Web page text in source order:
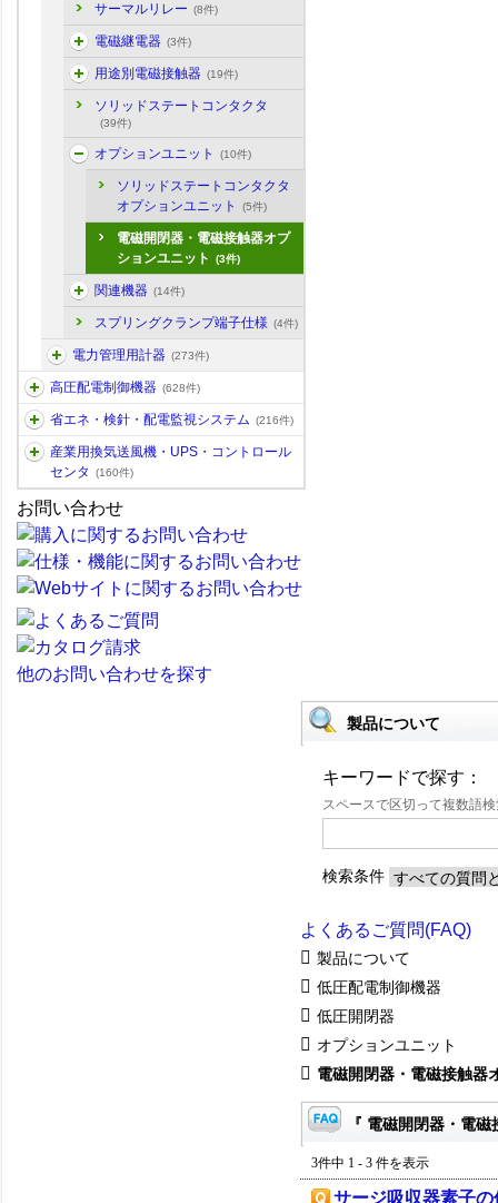
サーマルリレー (8件)
電磁継電器 (3件)
用途別電磁接触器 (19件)
ソリッドステートコンタクタ
(39件)
オプションユニット (10件)
ソリッドステートコンタクタ
オプションユニット
(5件)
電磁開閉器・電磁接触器オプ
ションユニット
(3件)
関連機器 (14件)
スプリングクランプ端子仕様 (4件)
電力管理用計器 (273件)
高圧配電制御機器 (628件)
省エネ・検針・配電監視システム (216件)
産業用換気送風機・UPS・コントロール
センタ
(160件)
お問い合わせ
他のお問い合わせを探す
製品について
キーワードで探す：
スペースで区切って複数語
検索条件
よくあるご質問(FAQ)
製品について
低圧配電制御機器
低圧開閉器
オプションユニット
電磁開閉器・電磁接触器
『 電磁開閉器・電
3件中 1 - 3 件を表示
サージ吸収器素子